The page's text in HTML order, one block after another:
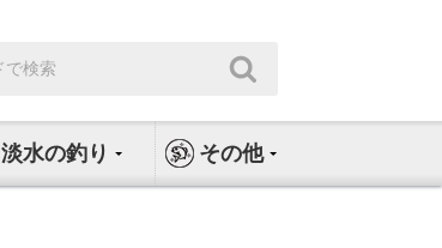
淡水の釣り その他